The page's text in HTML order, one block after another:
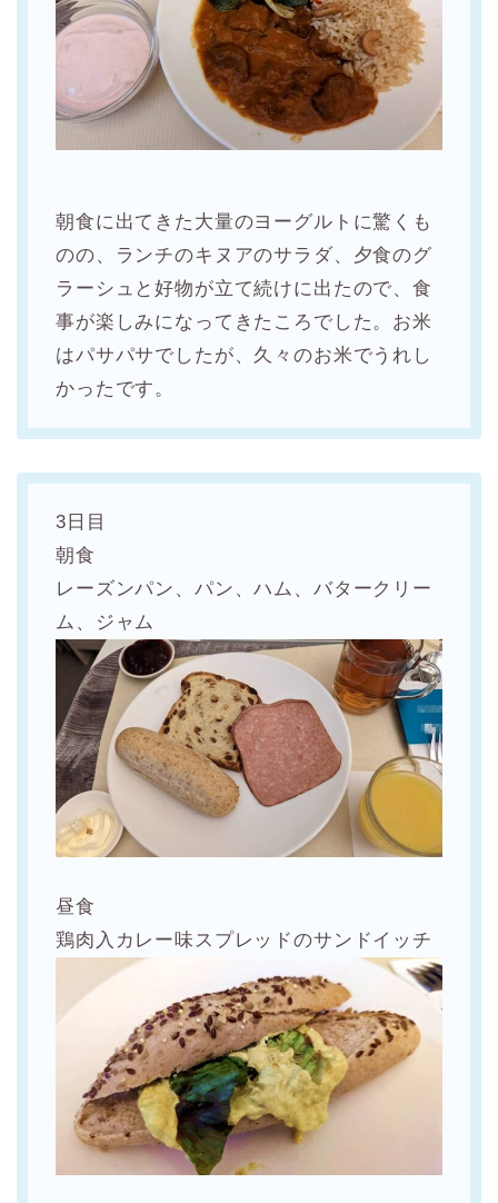
朝食に出てきた大量のヨーグルトに驚くも
のの、ランチのキヌアのサラダ、夕食のグ
ラーシュと好物が立て続けに出たので、食
事が楽しみになってきたころでした。お米
はパサパサでしたが、久々のお米でうれし
かったです。
3日目
朝食
レーズンパン、パン、ハム、バタークリー
ム、ジャム
昼食
鶏肉入カレー味スプレッドのサンドイッチ